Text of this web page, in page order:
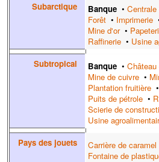
Subarctique
Banque •
Forêt • Imprimerie
Mine d'or•
Raffinerie • Usine
Subtropical
Banque • Château
Mine de cuivre •
Plantation fruitière •
Puits de pétrole •
Scierie de
Usine
Pays des jouets
Carrière de caramel
Fontaine de